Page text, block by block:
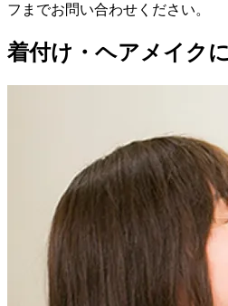
フまでお問い合わせください。
着付け・ヘアメイク